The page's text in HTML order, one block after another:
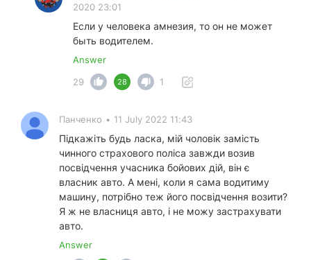
2020 23:01
Если у человека амнезия, то он не может
быть водителем.
Answer
29
28 1
Панченко • 11 July 2022 11:43
Підкажіть будь ласка, мій чоловік замість
чинного страхового поліса завжди возив
посвідчення учасника бойових дій, він є
власник авто. А мені, коли я сама водитиму
машину, потрібно теж його посвідчення возити?
Я ж не власниця авто, і не можу застрахувати
авто.
Answer